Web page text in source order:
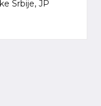
Srbije, JP